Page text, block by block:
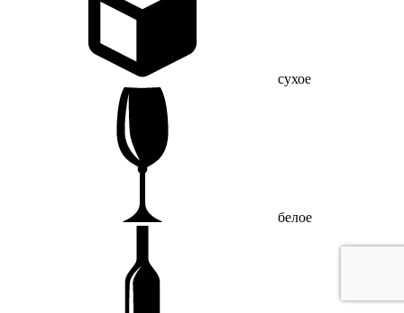
сухое
белое